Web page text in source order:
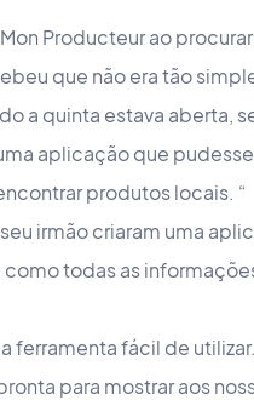
Producteur ao
que não era tão
a quinta estava aberta,
aplicação que
produtos locais. “
irmão criaram uma
todas as
fácil de
para mostrar aos